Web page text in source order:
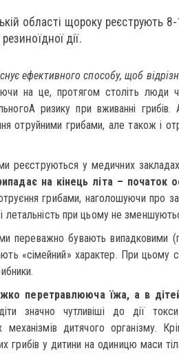
області щороку реєструють
дії.
ефективного способу, щоб
на це, протягом століть люди
ризику при вживанні
отруйними грибами, але також і
реєструються у медичних
на кінець літа – початок
грибами, наголошуючи про
летальність при цьому не
переважно бувають випадковими
«сімейний» характер. При цьому
перетравлююча їжа, а в
значно чутливіші до дії
механізмів дитячого організму.
грибів у дитини на одиницю маси